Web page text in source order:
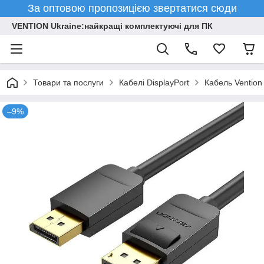
За оптовою пропозицією звертатися сюди
VENTION Ukraine:найкращі комплектуючі для ПК
Товари та послуги Кабелі DisplayPort Кабель
–9%